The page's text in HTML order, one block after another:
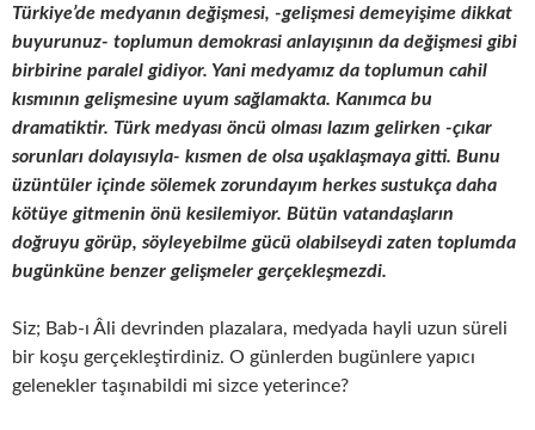
Türkiye’de medyanın değişmesi, -gelişmesi demeyişime dikkat
buyurunuz- toplumun demokrasi anlayışının da değişmesi gibi
birbirine paralel gidiyor. Yani medyamız da toplumun cahil
kısmının gelişmesine uyum sağlamakta. Kanımca bu
dramatiktir. Türk medyası öncü olması lazım gelirken -çıkar
sorunları dolayısıyla- kısmen de olsa uşaklaşmaya gitti. Bunu
üzüntüler içinde sölemek zorundayım herkes sustukça daha
kötüye gitmenin önü kesilemiyor. Bütün vatandaşların
doğruyu görüp, söyleyebilme gücü olabilseydi zaten toplumda
bugünküne benzer gelişmeler gerçekleşmezdi.
Siz; Bab-ı Âli devrinden plazalara, medyada hayli uzun süreli
bir koşu gerçekleştirdiniz. O günlerden bugünlere yapıcı
gelenekler taşınabildi mi sizce yeterince?